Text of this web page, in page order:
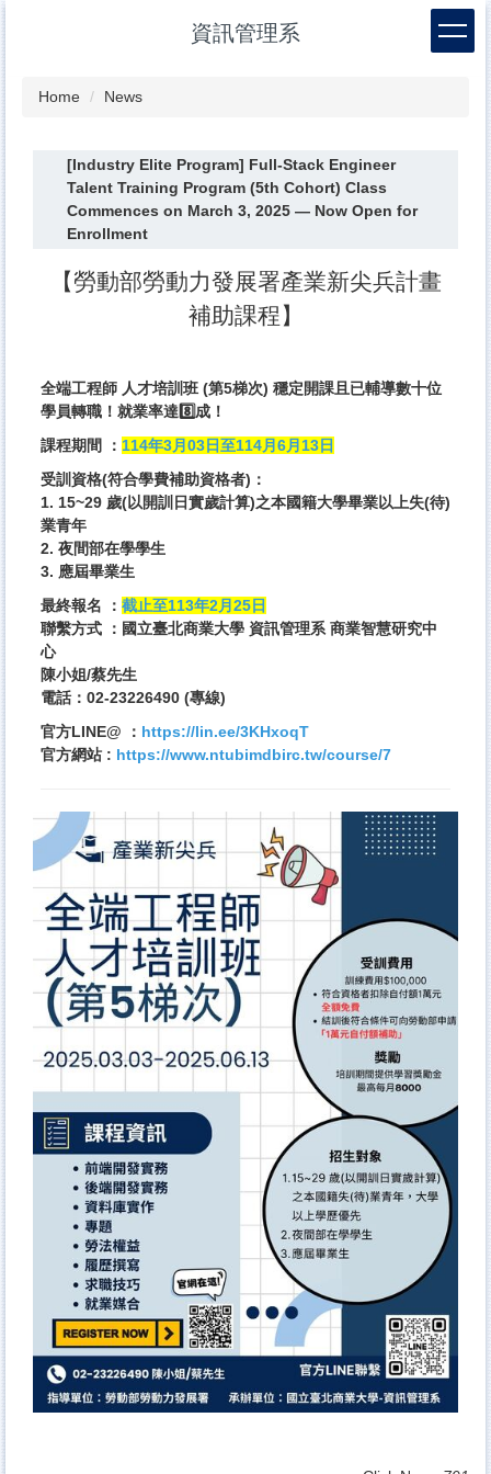
content
資訊管理系
Home News
[Industry Elite Program] Full-Stack Engineer
Talent Training Program (5th Cohort) Class
Commences on March 3, 2025 — Now Open for
Enrollment
【勞動部勞動力發展署產業新尖兵計畫
補助課程】
全端工程師 人才培訓班 (第5梯次) 穩定開課且已輔導數十位
學員轉職！就業率達8️⃣成！
課程期間 ： 114年3月03日至114月6月13日
受訓資格(符合學費補助資格者)：
1. 15~29 歲(以開訓日實歲計算)之本國籍大學畢業以上失(待)
業青年
2. 夜間部在學學生
3. 應屆畢業生
最終報名 ： 截止至113年2月25日
聯繫方式 ：國立臺北商業大學 資訊管理系 商業智慧研究中
心
陳小姐/蔡先生
電話：02-23226490 (專線)
官方LINE@ ： https://lin.ee/3KHxoqT
官方網站 : https://www.ntubimdbirc.tw/course/7